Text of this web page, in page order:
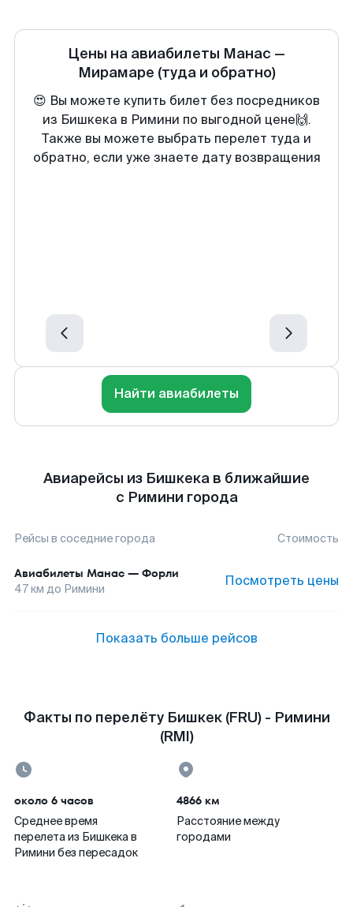
Цены на авиабилеты Манас —
Мирамаре (туда и обратно)
😍 Вы можете купить билет без посредников
из Бишкека в Римини по выгодной цене🙌.
Также вы можете выбрать перелет туда и
обратно, если уже знаете дату возвращения
Найти авиабилеты
Авиарейсы из Бишкека в ближайшие
с Римини города
Рейсы в соседние города Стоимость
Авиабилеты Манас — Форли
47км до Римини Посмотреть цены
Показать больше рейсов
Факты по перелёту Бишкек (FRU) - Римини
(RMI)
около 6 часов
Среднее время
перелета из Бишкека в
Римини без пересадок
4866 км
Расстояние между
городами